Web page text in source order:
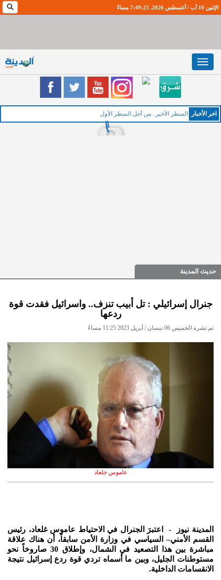
الإثنين 10 آب / أغسطس 2026. 7:49:24 مساءً
Toggle
navigation
اخر اﻷخبار ال
حديث المدينة
جنرال إسرائيلي : تل أبيب تنزف.. واسرائيل فقدت قوة
ردعها
تم نشره الخميس 06 نيسان / أبريل 2023 11:25 مساءً
عاموس جلعاد
المدينة نيوز - اعتبرَ الجنرال في الاحتياط عاموس غلعاد، رئيس
القسم الأمني– السياسي في وزارة الأمن سابقاً، أن هناك علاقة
مباشرة بين هذا التصعيد في الشمال، وإطلاق 30 صاروخاً نحو
مستوطنات الجليل، وبين ما أسماه تردي قوة ردع إسرائيل نتيجة
الانقسامات الداخلية.